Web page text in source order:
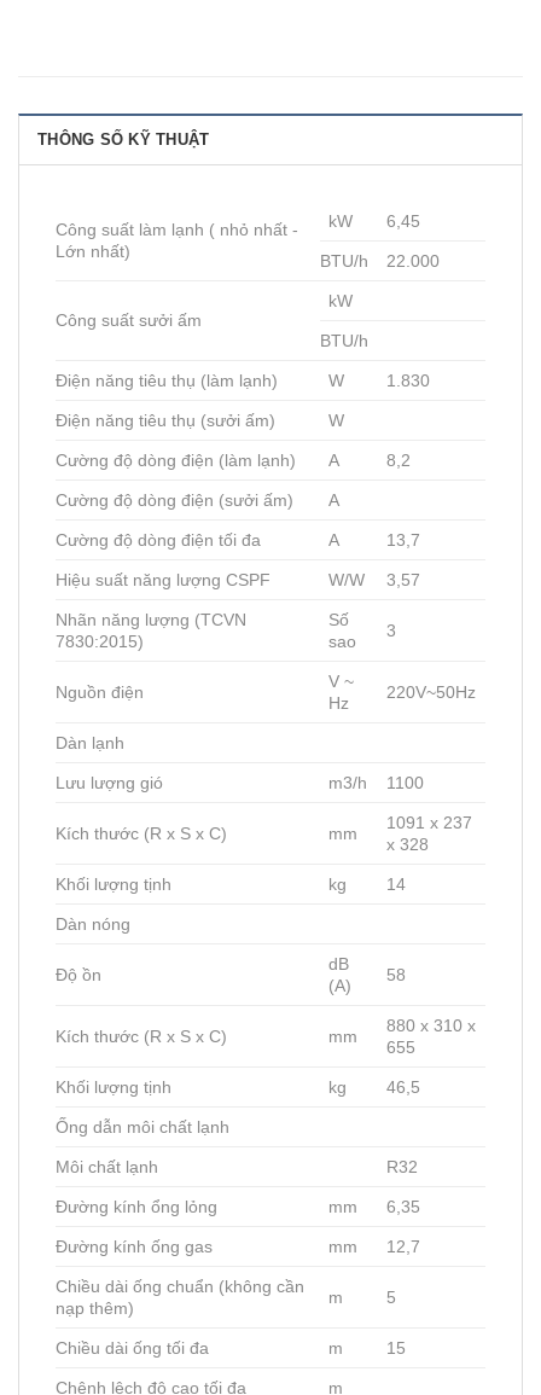
THÔNG SỐ KỸ THUẬT
Công suất làm lạnh ( nhỏ nhất -
Lớn nhất)
kW 6,45
BTU/h 22.000
Công suất sưởi ấm
kW
BTU/h
Điện năng tiêu thụ (làm lạnh) W 1.830
Điện năng tiêu thụ (sưởi ấm) W
Cường độ dòng điện (làm lạnh) A 8,2
Cường độ dòng điện (sưởi ấm) A
Cường độ dòng điện tối đa A 13,7
Hiệu suất năng lượng CSPF W/W 3,57
Nhãn năng lượng (TCVN
7830:2015)
Số
sao
3
Nguồn điện
V ~
Hz
220V~50Hz
Dàn lạnh
Lưu lượng gió m3/h 1100
Kích thước (R x S x C) mm
1091 x 237
x 328
Khối lượng tịnh kg 14
Dàn nóng
Độ ồn
dB
(A)
58
Kích thước (R x S x C) mm
880 x 310 x
655
Khối lượng tịnh kg 46,5
Ống dẫn môi chất lạnh
Môi chất lạnh R32
Đường kính ổng lỏng mm 6,35
Đường kính ống gas mm 12,7
Chiều dài ống chuẩn (không cần
nạp thêm)
m 5
Chiều dài ống tối đa m 15
Chênh lệch độ cao tối đa m